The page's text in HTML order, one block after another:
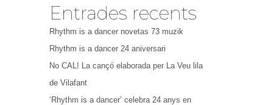
Entrades recents
Rhythm is a dancer novetas 73 muzik
Rhythm is a dancer 24 aniversari
No CAL! La cançó elaborada per La Veu lila
de Vilafant
‘Rhythm is a dancer’ celebra 24 anys en